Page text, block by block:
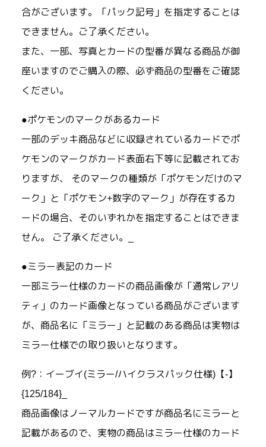
合がございます。「パック記号」を指定することは
できません。ご了承ください。
また、一部、写真とカードの型番が異なる商品が御
座いますのでご購入の際、必ず商品の型番をご確認
ください。
●ポケモンのマークがあるカード
一部のデッキ商品などに収録されているカードでポ
ケモンのマークがカード表面右下等に記載されてお
りますが、 そのマークの種類が「ポケモンだけのマ
ーク」と「ポケモン+数字のマーク」が存在するカ
ードの場合、そのいずれかを指定することはできま
せん。 ご了承ください。_
●ミラー表記のカード
一部ミラー仕様のカードの商品画像が「通常レアリ
ティ」のカード画像となっている商品がございます
が、商品名に「ミラー」と記載のある商品は実物は
ミラー仕様での取り扱いとなります。
例?：イーブイ(ミラー/ハイクラスパック仕様)【-】
{125/184}_
商品画像はノーマルカードですが商品名にミラーと
記載があるので、実物の商品はミラー仕様のカード